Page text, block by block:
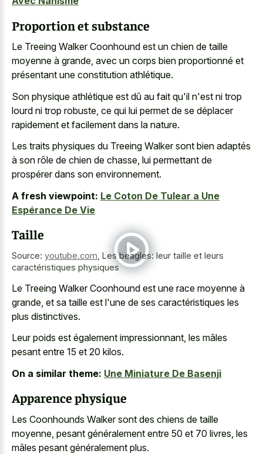
Proportion et substance
Le Treeing Walker Coonhound est un chien de taille
moyenne à grande, avec un corps bien proportionné et
présentant une constitution athlétique.
Son physique athlétique est dû au fait qu'il n'est ni trop
lourd ni trop robuste, ce qui lui permet de se déplacer
rapidement et facilement dans la nature.
Les traits physiques du Treeing Walker sont bien adaptés
à son rôle de chien de chasse, lui permettant de
prospérer dans son environnement.
A fresh viewpoint: Le Coton De Tulear a Une
Espérance De Vie
Taille
Source: youtube.com Les beagles: leur taille et leurs
caractéristiques physiques
Le Treeing Walker Coonhound est une race moyenne à
grande, et sa taille est l'une de ses caractéristiques les
plus distinctives.
Leur poids est également impressionnant, les mâles
pesant entre 15 et 20 kilos.
On a similar theme: Une Miniature De Basenji
Apparence physique
Les Coonhounds Walker sont des chiens de taille
moyenne, pesant généralement entre 50 et 70 livres, les
mâles pesant généralement plus.